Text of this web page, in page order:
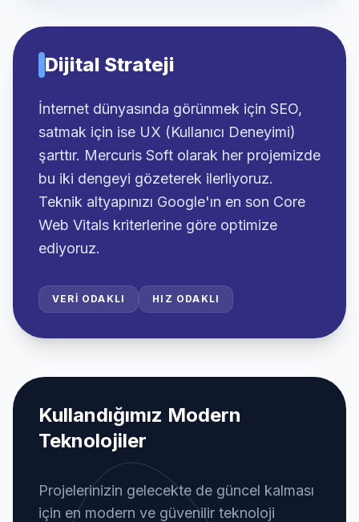
Dijital Strateji
İnternet dünyasında görünmek için SEO,
satmak için ise UX (Kullanıcı Deneyimi)
şarttır. Mercuris Soft olarak her projemizde
bu iki dengeyi gözeterek ilerliyoruz.
Teknik altyapınızı Google'ın en son Core
Web Vitals kriterlerine göre optimize
ediyoruz.
VERI ODAKLI HIZ ODAKLI
Kullandığımız Modern
Teknolojiler
Projelerinizin gelecekte de güncel kalması
için en modern ve güvenilir teknoloji